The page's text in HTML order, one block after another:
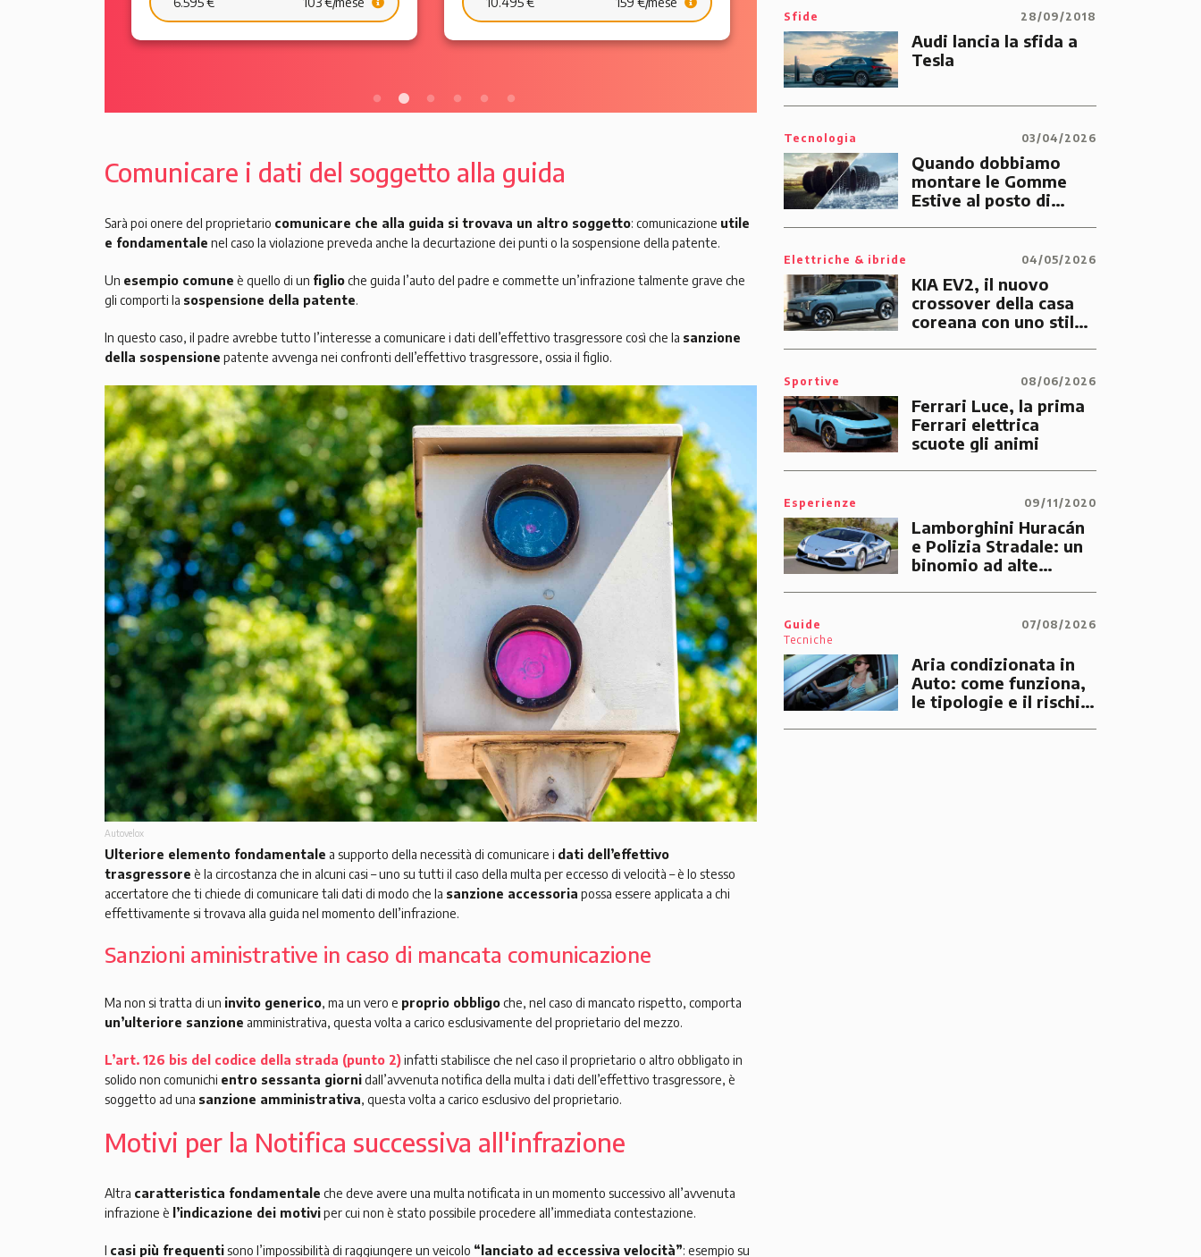
Comunicare i dati del soggetto alla guida
Sarà poi onere del proprietario comunicare che alla guida si trovava un altro soggetto: comunicazione utile
e fondamentale nel caso la violazione preveda anche la decurtazione dei punti o la sospensione della patente.
Un esempio comune è quello di un figlioche guida l’auto del padre e commette un’infrazione talmente grave che
gli comporti la sospensione della patente.
In questo caso, il padre avrebbe tutto l’interesse a comunicare i dati dell’effettivo trasgressore così che la sanzione
della sospensione patente avvenga nei confronti dell’effettivo trasgressore, ossia il figlio.
Autovelox
Ulteriore elemento fondamentale a supporto della necessità di comunicare i dati dell’effettivo
trasgressore è la circostanza che in alcuni casi – uno su tutti il caso della multa per eccesso di velocità – è lo stesso
accertatore che ti chiede di comunicare tali dati di modo che la sanzione accessoria possa essere applicata a chi
effettivamente si trovava alla guida nel momento dell’infrazione.
Sanzioni aministrative in caso di mancata comunicazione
Ma non si tratta di un invito generico, ma un vero e proprio obbligoche, nel caso di mancato rispetto, comporta
un’ulteriore sanzione amministrativa, questa volta a carico esclusivamente del proprietario del mezzo.
L’art. 126 bis del codice della strada (punto 2)infatti stabilisce che nel caso il proprietario o altro obbligato in
solido non comunichi entro sessanta giornidall’avvenuta notifica della multa i dati dell’effettivo trasgressore, è
soggetto ad una sanzione amministrativa, questa volta a carico esclusivo del proprietario.
Motivi per la Notifica successiva all'infrazione
Altra caratteristica fondamentale che deve avere una multa notificata in un momento successivo all’avvenuta
infrazione è l’indicazione dei motiviper cui non è stato possibile procedere all’immediata contestazione.
I casi più frequentisono l’impossibilità di raggiungere un veicolo “lanciato ad eccessiva velocità”: esempio su
Sfide 28/09/2018
Audi lancia la sfida a
Tesla
Tecnologia 03/04/2026
Quando dobbiamo
montare le Gomme
Estive al posto di
Elettriche & ibride 04/05/2026
KIA EV2, il nuovo
crossover della casa
coreana con uno stile
Sportive 08/06/2026
Ferrari Luce, la prima
Ferrari elettrica
scuote gli animi
Esperienze 09/11/2020
Lamborghini Huracán
e Polizia Stradale: un
binomio ad alte
Guide
Tecniche
07/08/2026
Aria condizionata in
Auto: come funziona,
le tipologie e il rischio